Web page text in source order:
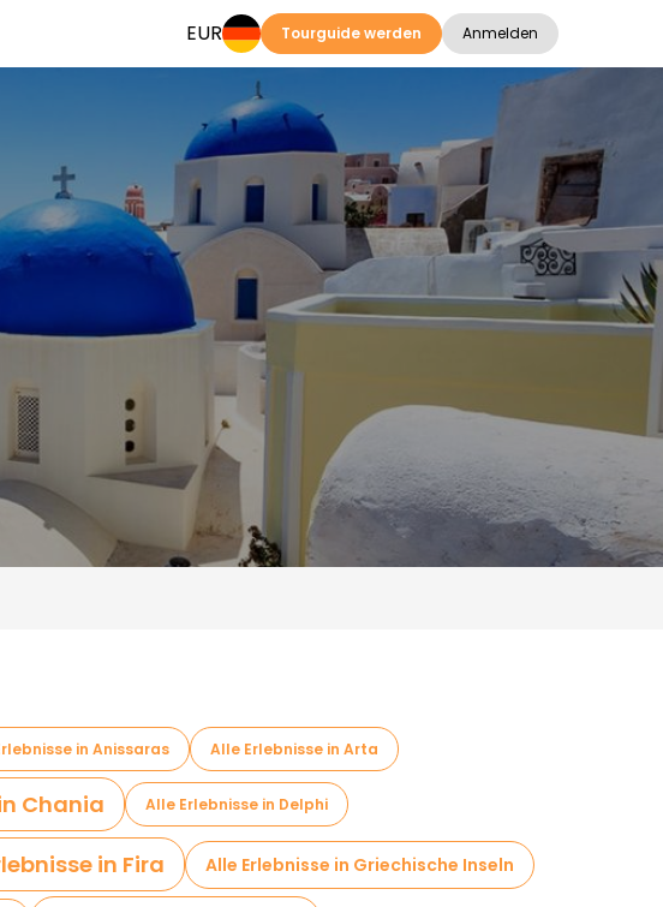
EUR Tourguide werden Anmelden
in Anissaras Alle Erlebnisse in Arta
Chania Alle Erlebnisse in Delphi
in Fira Alle Erlebnisse in Griechische Inseln